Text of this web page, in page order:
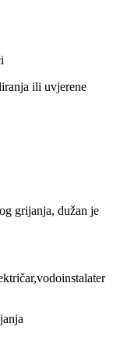
ili uvjerene
grijanja, dužan je